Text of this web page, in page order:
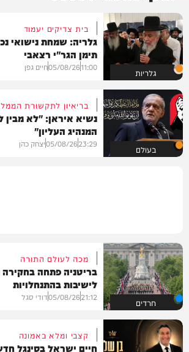
גלריות
בית צדיקים יעמוד
גלריה: שמחת נישואי
תימן הגר"י רצאבי
11:00
05/08/26חיים גפן
בעולם
בריאיון לתקשורת
נשיא איראן: "לא מבין
המנהיג העליון"
23:29
05/08/26יצחק כהן
חרדים
מכה לעולם התורה
בריטניה פתחה בחקירה
לישיבות בהתנחלויות
21:12
05/08/26דודי סגל
קצבי ומלא באמונה
חיים ישראל בסינגל